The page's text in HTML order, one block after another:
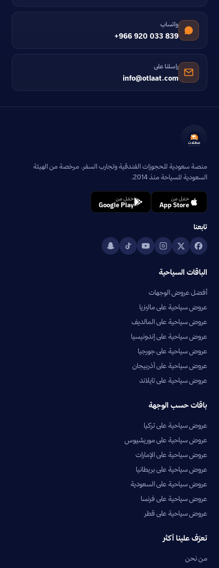
واتساب
+966 920 033 839
راسلنا على
info@otlaat.com
منصة سعودية للحجوزات الفندقية وتجارب السفر. مرخصة من الهيئة
السعودية للسياحة منذ 2014.
حمّل من
App Store
حمّل من
Google Play
تابعنا
الباقات السياحية
أفضل عروض الوجهات
عروض سياحية على ماليزيا
عروض سياحية على المالديف
عروض سياحية على إندونيسيا
عروض سياحية على جورجيا
عروض سياحية على أذربيجان
عروض سياحية على تايلاند
باقات حسب الوجهة
عروض سياحية على تركيا
عروض سياحية على موريشيوس
عروض سياحية على الإمارات
عروض سياحية على بريطانيا
عروض سياحية على السعودية
عروض سياحية على فرنسا
عروض سياحية على قطر
تعرّف علينا أكثر
من نحن